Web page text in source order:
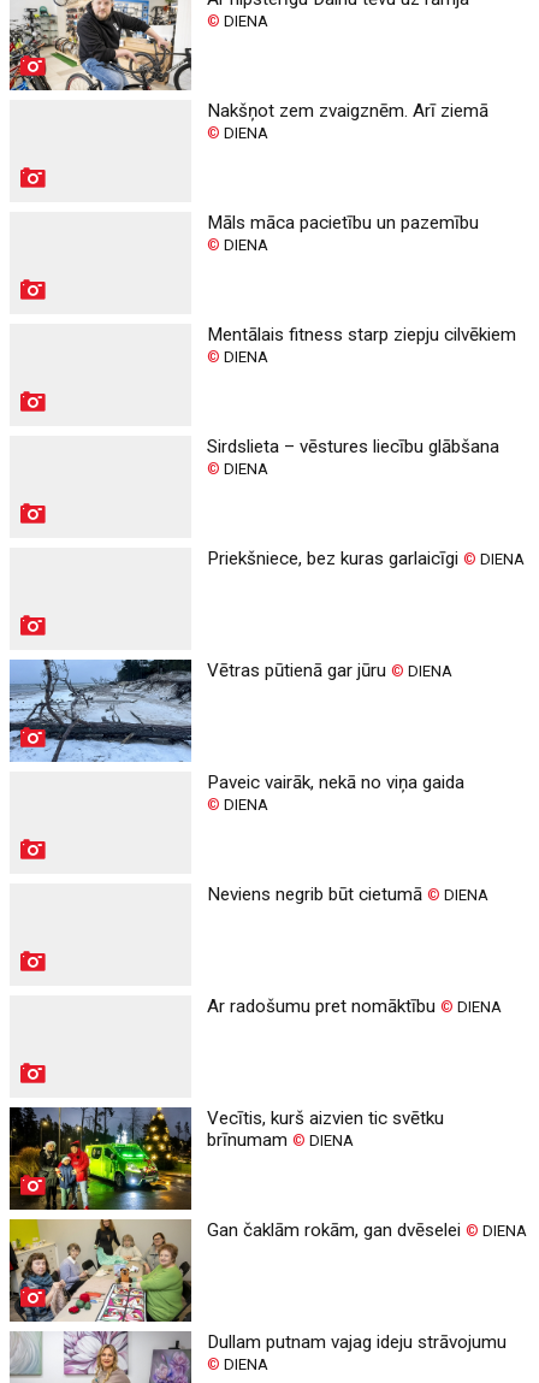
© DIENA
Nakšņot zem zvaigznēm. Arī ziemā
© DIENA
Māls māca pacietību un pazemību
© DIENA
Mentālais fitness starp ziepju cilvēkiem
© DIENA
Sirdslieta – vēstures liecību glābšana
© DIENA
Priekšniece, bez kuras garlaicīgi© DIENA
Vētras pūtienā gar jūru© DIENA
Paveic vairāk, nekā no viņa gaida
© DIENA
Neviens negrib būt cietumā© DIENA
Ar radošumu pret nomāktību© DIENA
Vecītis, kurš aizvien tic svētku
brīnumam© DIENA
Gan čaklām rokām, gan dvēselei© DIENA
Dullam putnam vajag ideju strāvojumu
© DIENA